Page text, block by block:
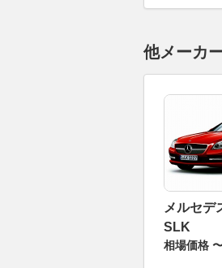
他メーカ
メルセデ
SLK
相場価格